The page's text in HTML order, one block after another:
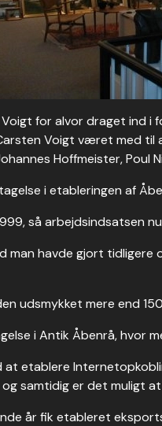
for alvor draget ind
Voigt været med til
Hoffmeister, Poul
i etableringen af
så arbejdsindsatsen
man havde gjort
udsmykket mere end
i Antik Åbenrå,
at etablere
samtidig er det muligt
år fik etableret